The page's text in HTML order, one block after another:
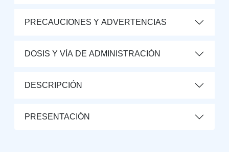
PRECAUCIONES Y ADVERTENCIAS
DOSIS Y VÍA DE ADMINISTRACIÓN
DESCRIPCIÓN
PRESENTACIÓN